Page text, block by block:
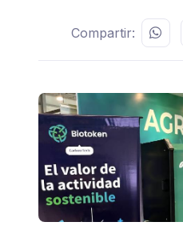
Compartir: